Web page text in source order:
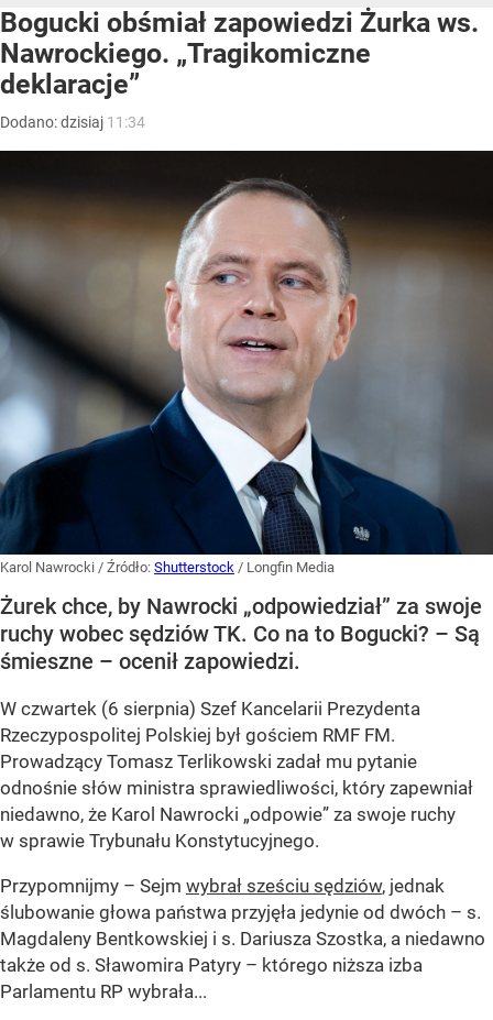
Bogucki obśmiał zapowiedzi Żurka ws.
Nawrockiego. „Tragikomiczne
deklaracje”
Dodano:dzisiaj 11:34
Karol Nawrocki / Źródło: Shutterstock / Longfin Media
Żurek chce, by Nawrocki „odpowiedział” za swoje
ruchy wobec sędziów TK. Co na to Bogucki? – Są
śmieszne – ocenił zapowiedzi.
W czwartek (6 sierpnia) Szef Kancelarii Prezydenta
Rzeczypospolitej Polskiej był gościem RMF FM.
Prowadzący Tomasz Terlikowski zadał mu pytanie
odnośnie słów ministra sprawiedliwości, który zapewniał
niedawno, że Karol Nawrocki „odpowie” za swoje ruchy
w sprawie Trybunału Konstytucyjnego.
Przypomnijmy – Sejm wybrał sześciu sędziów, jednak
ślubowanie głowa państwa przyjęła jedynie od dwóch – s.
Magdaleny Bentkowskiej i s. Dariusza Szostka, a niedawno
także od s. Sławomira Patyry – którego niższa izba
Parlamentu RP wybrała...